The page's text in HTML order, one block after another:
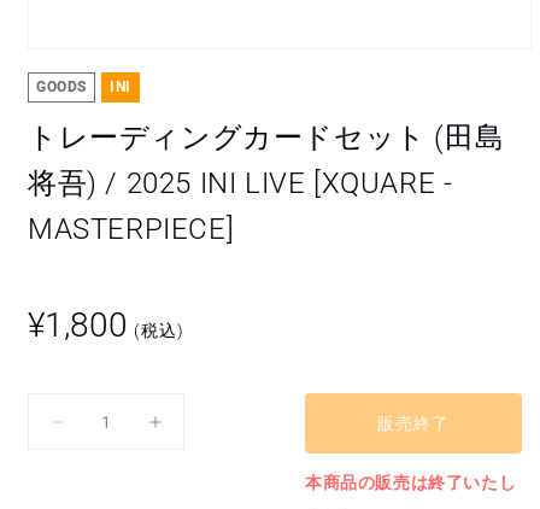
ー
ダ
ル
メ
デ
ア
く
GOODS INI
トレーディングカードセット (田島
将吾) / 2025 INI LIVE [XQUARE -
MASTERPIECE]
通
常
¥1,800 (税込)
ト
販売終了
本商品の販売は終了いたし